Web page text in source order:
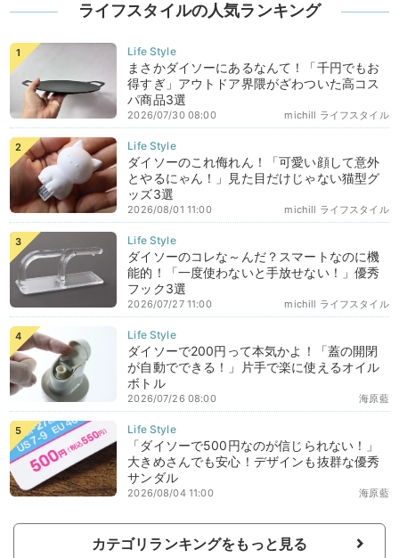
ライフスタイルの人気ランキング
まさかダイソーにあるなんて！「千円でもお
得すぎ」アウトドア界隈がざわついた高コス
パ商品3選
michill ライフスタイル
2026/07/30 08:00
ダイソーのこれ侮れん！「可愛い顔して意外
とやるにゃん！」見た目だけじゃない猫型グ
ッズ3選
michill ライフスタイル
2026/08/01 11:00
ダイソーのコレな～んだ？スマートなのに機
能的！「一度使わないと手放せない！」優秀
フック3選
michill ライフスタイル
2026/07/27 11:00
ダイソーで200円って本気かよ！「蓋の開閉
が自動でできる！」片手で楽に使えるオイル
ボトル
海原藍
2026/07/26 08:00
「ダイソーで500円なのが信じられない！」
大きめさんでも安心！デザインも抜群な優秀
サンダル
海原藍
2026/08/04 11:00
カテゴリランキングをもっと見る